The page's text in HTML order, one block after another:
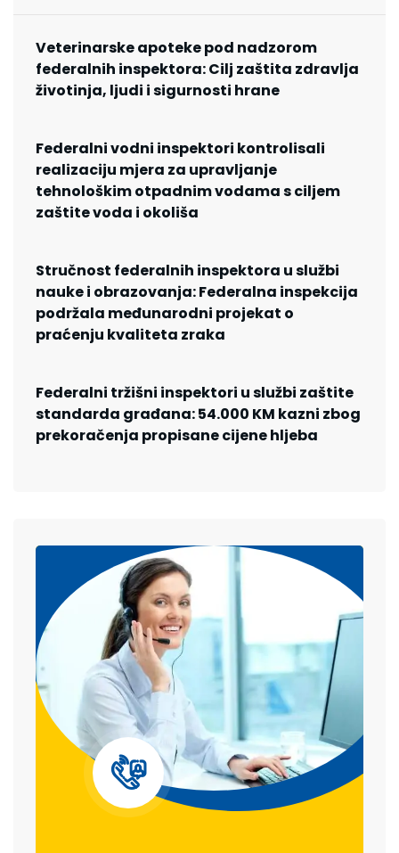
Veterinarske apoteke pod nadzorom
federalnih inspektora: Cilj zaštita zdravlja
životinja, ljudi i sigurnosti hrane
Federalni vodni inspektori kontrolisali
realizaciju mjera za upravljanje
tehnološkim otpadnim vodama s ciljem
zaštite voda i okoliša
Stručnost federalnih inspektora u službi
nauke i obrazovanja: Federalna inspekcija
podržala međunarodni projekat o
praćenju kvaliteta zraka
Federalni tržišni inspektori u službi zaštite
standarda građana: 54.000 KM kazni zbog
prekoračenja propisane cijene hljeba